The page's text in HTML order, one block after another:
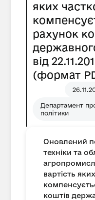
яких
рахунок
від
(формат
Департамент
політики
Оновлений
техніки та
вартість
коштів